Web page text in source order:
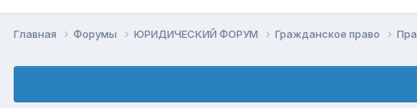
Главная Форумы ЮРИДИЧЕСКИЙ ФОРУМ Гражданское право